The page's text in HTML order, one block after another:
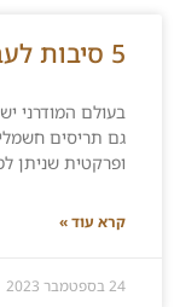
5 סיבות לעבור לתריסים חשמליים
בעולם המודרני
גם תריסים
ופרקטית שניתן
קרא עוד »
24 בספטמבר 2023